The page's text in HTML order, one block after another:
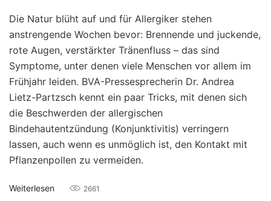
Die Natur blüht auf und für Allergiker stehen
anstrengende Wochen bevor: Brennende und juckende,
rote Augen, verstärkter Tränenfluss – das sind
Symptome, unter denen viele Menschen vor allem im
Frühjahr leiden. BVA-Pressesprecherin Dr. Andrea
Lietz-Partzsch kennt ein paar Tricks, mit denen sich
die Beschwerden der allergischen
Bindehautentzündung (Konjunktivitis) verringern
lassen, auch wenn es unmöglich ist, den Kontakt mit
Pflanzenpollen zu vermeiden.
Weiterlesen 2661